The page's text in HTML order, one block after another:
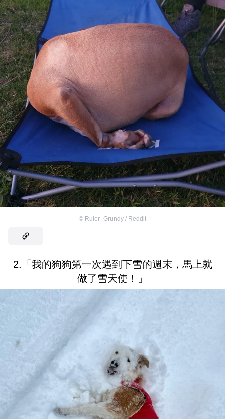
© Ruler_Grundy / Reddit
2.「我的狗狗第一次遇到下雪的週末，馬上就
做了雪天使！」